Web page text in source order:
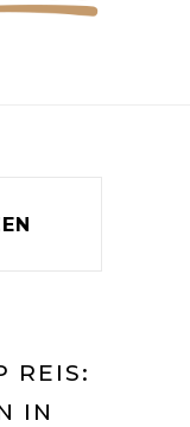
REIS:
IN